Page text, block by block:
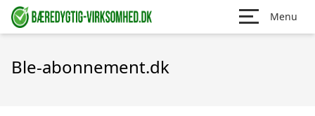
Menu
Ble-abonnement.dk